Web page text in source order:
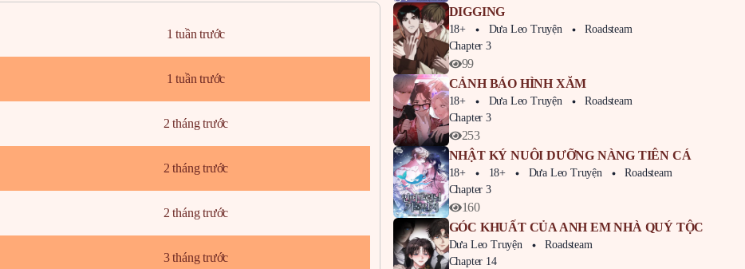
1 tuần trước
1 tuần trước
2 tháng trước
2 tháng trước
2 tháng trước
3 tháng trước
DIGGING
18+ Dưa Leo Truyện
Roadsteam
Chapter 3
99
CẢNH BÁO HÌNH XĂM
18+ Dưa Leo Truyện
Roadsteam
Chapter 3
253
NHẬT KÝ NUÔI DƯỠNG NÀNG TIÊN CÁ
18+ 18+ Dưa Leo Truyện
Roadsteam
Chapter 3
160
GÓC KHUẤT CỦA ANH EM NHÀ QUÝ TỘC
Dưa Leo Truyện
Roadsteam
Chapter 14